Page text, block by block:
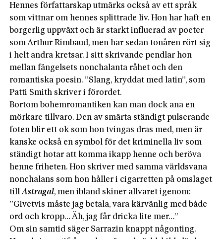
Hennes författarskap utmärks också av ett språk
som vittnar om hennes splittrade liv. Hon har haft en
borgerlig uppväxt och är starkt influerad av poeter
som Arthur Rimbaud, men har sedan tonåren rört sig
i helt andra kretsar. I sitt skrivande pendlar hon
mellan fängelsets nonchalanta råhet och den
romantiska poesin. ”Slang, kryddat med latin”, som
Patti Smith skriver i förordet.
Bortom bohemromantiken kan man dock ana en
mörkare tillvaro. Den av smärta ständigt pulserande
foten blir ett ok som hon tvingas dras med, men är
kanske också en symbol för det kriminella liv som
ständigt hotar att komma ikapp henne och beröva
henne friheten. Hon skriver med samma världsvana
nonchalans som hon håller i cigarretten på omslaget
tillAstragal, men ibland skiner allvaret igenom:
”Givetvis måste jag betala, vara kärvänlig med både
ord och kropp… Äh, jag får dricka lite mer…”
Om sin samtid säger Sarrazin knappt någonting.